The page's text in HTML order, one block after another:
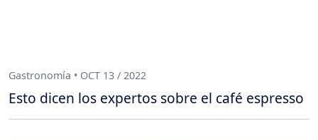
Gastronomía • OCT 13 / 2022
Esto dicen los expertos sobre el café espresso